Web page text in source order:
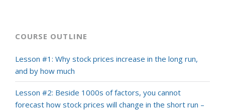
COURSE OUTLINE
Lesson #1: Why stock prices increase in the long run,
and by how much
Lesson #2: Beside 1000s of factors, you cannot
forecast how stock prices will change in the short run –